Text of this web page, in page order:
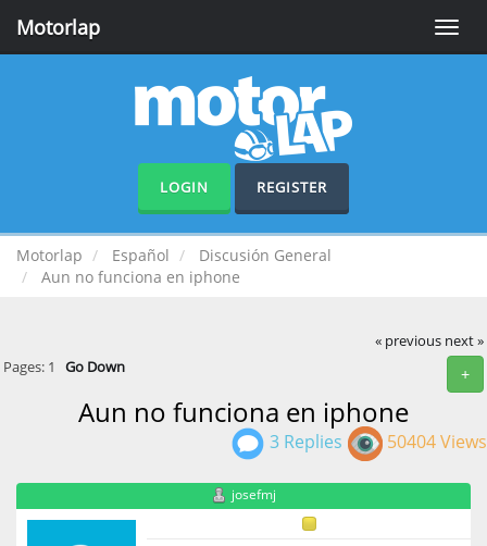
Toggle
Motorlap
LOGIN REGISTER
Motorlap Español
Discusión General
Aun no funciona en iphone
« previous next »
+
Pages: 1 Go Down
Aun no funciona en iphone
3 Replies 50404 Views
josefmj